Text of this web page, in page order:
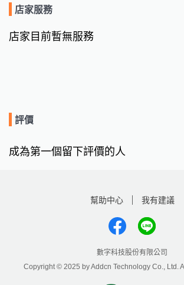
店家服務
店家目前暫無服務
評價
成為第一個留下評價的人
幫助中心 我有建議
數字科技股份有限公司
Copyright © 2025 by Addcn Technology Co., Ltd.